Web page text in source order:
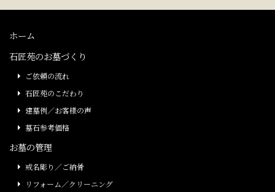
ホーム
石匠苑のお墓づくり
ご依頼の流れ
石匠苑のこだわり
建墓例／お客様の声
墓石参考価格
お墓の管理
戒名彫り／ご納骨
リフォーム／クリーニング